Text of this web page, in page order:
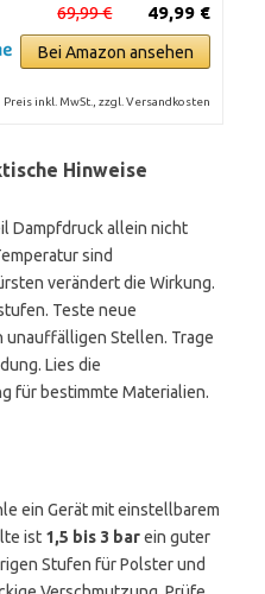
49,99 €
69,99 €
Bei Amazon ansehen
Preis inkl. MwSt., zzgl. Versandkosten
Hinweise
Dampfdruck allein nicht
sind
verändert die Wirkung.
Teste neue
unauffälligen Stellen. Trage
Lies die
für bestimmte Materialien.
ein Gerät mit einstellbarem
ist 1,5 bis 3 barein guter
Stufen für Polster und